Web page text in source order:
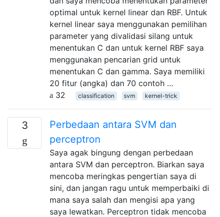
optimal untuk kernel linear dan RBF. Untuk
kernel linear saya menggunakan pemilihan
parameter yang divalidasi silang untuk
menentukan C dan untuk kernel RBF saya
menggunakan pencarian grid untuk
menentukan C dan gamma. Saya memiliki
20 fitur (angka) dan 70 contoh …
32
classification svm kernel-trick
3
Perbedaan antara SVM dan
perceptron
Saya agak bingung dengan perbedaan
antara SVM dan perceptron. Biarkan saya
mencoba meringkas pengertian saya di
sini, dan jangan ragu untuk memperbaiki di
mana saya salah dan mengisi apa yang
saya lewatkan. Perceptron tidak mencoba